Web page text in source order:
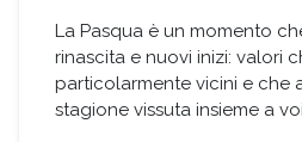
La Pasqua è un momento
rinascita e nuovi inizi: valori
particolarmente vicini e che
stagione vissuta insieme a voi.